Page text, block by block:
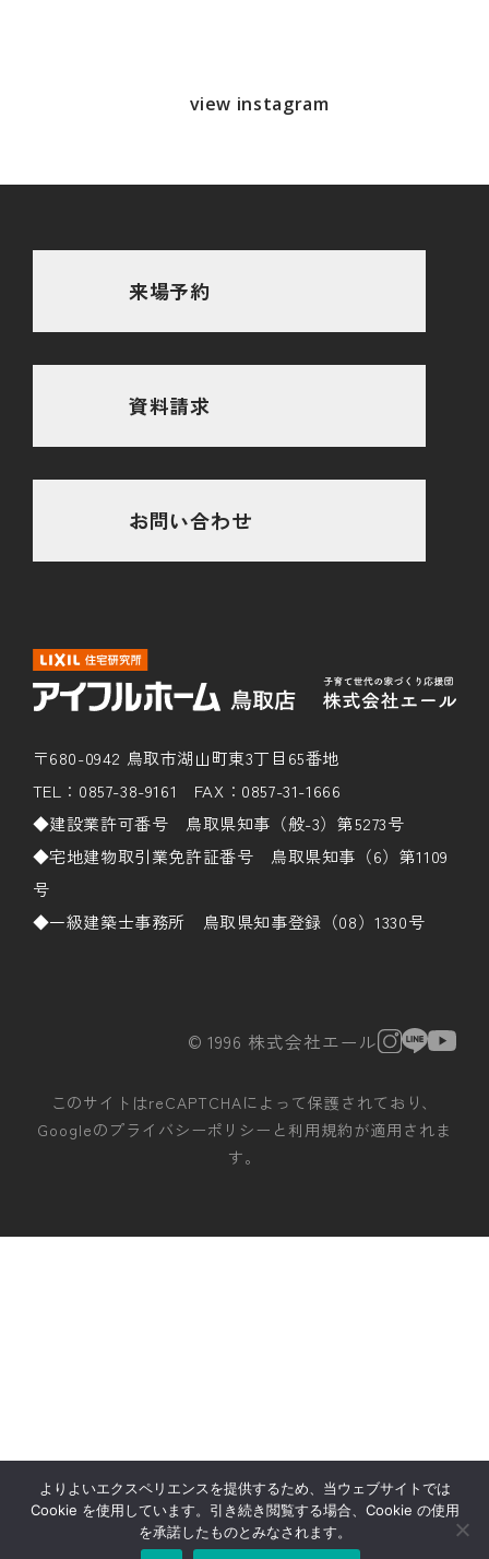
view instagram
来場予約
資料請求
お問い合わせ
〒680-0942 鳥取市湖山町東3丁目65番地
TEL：0857-38-9161 FAX：0857-31-1666
◆建設業許可番号 鳥取県知事（般-3）第5273号
◆宅地建物取引業免許証番号 鳥取県知事（6）第1109
号
◆一級建築士事務所 鳥取県知事登録（08）1330号
© 1996 株式会社エール
このサイトはreCAPTCHAによって保護されており、
Googleの プライバシーポリシー と利用規約が適用されま
す。
よりよいエクスペリエンスを提供するため、当ウェブサイトでは
Cookie を使用しています。引き続き閲覧する場合、Cookie の使用
を承諾したものとみなされます。